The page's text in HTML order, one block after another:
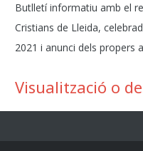
Butlletí informatiu amb el
Cristians de Lleida,
2021 i anunci dels propers
Visualització o